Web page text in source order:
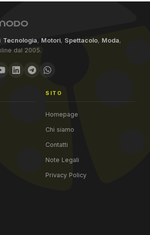
Tecnologia, Motori, Spettacolo, Moda,
dal 2005.
SITO
Homepage
Chi siamo
Contatti
Note Legali
Privacy Policy